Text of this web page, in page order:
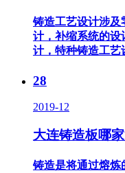
铸造工艺设计涉及
计，补缩系统的设
计，特种铸造工艺
28
2019-12
大连铸造板哪
铸造是将通过熔炼